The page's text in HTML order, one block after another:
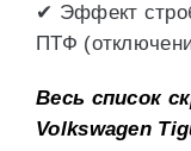
✔ Эффект
ПТФ
Весь список
Volkswagen